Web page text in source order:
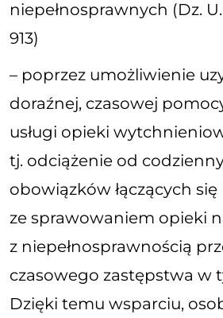
niepełnosprawnych (Dz.
913)
– poprzez umożliwienie
doraźnej, czasowej
usługi opieki
tj. odciążenie od
obowiązków łączących się
ze sprawowaniem opieki
z niepełnosprawnością
czasowego zastępstwa w
Dzięki temu wsparciu,